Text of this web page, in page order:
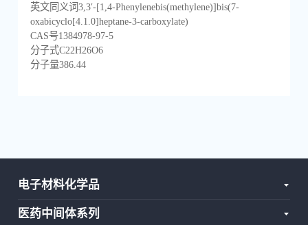
英文同义词3,3′-[1,4-Phenylenebis(methylene)]bis(7-
oxabicyclo[4.1.0]heptane-3-carboxylate)
CAS号1384978-97-5
分子式C22H26O6
分子量386.44
电子材料化学品
医药中间体系列